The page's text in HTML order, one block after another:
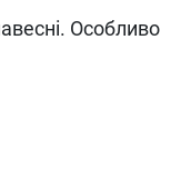
Особливо